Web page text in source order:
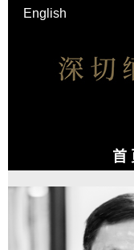
English
首